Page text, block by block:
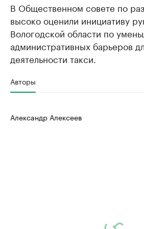
В Общественном совете по
высоко оценили инициативу
Вологодской области по
административных барьеров
деятельности такси.
Авторы
Александр Алексеев